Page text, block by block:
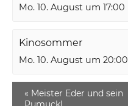
Mo. 10. August um 17:00
Kinosommer
Mo. 10. August um 20:00
« Meister Eder und sein